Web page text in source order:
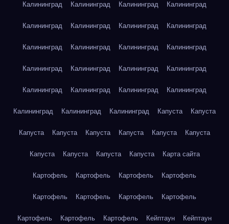
Калининград Калининград Калининград Калининград
Калининград Калининград Калининград Калининград
Калининград Калининград Калининград Калининград
Калининград Калининград Калининград Калининград
Калининград Калининград Калининград Калининград
Калининград Калининград Калининград Капуста Капуста
Капуста Капуста Капуста Капуста Капуста Капуста
Капуста Капуста Капуста Капуста Карта сайта
Картофель Картофель Картофель Картофель
Картофель Картофель Картофель Картофель
Картофель Картофель Картофель Кейптаун Кейптаун